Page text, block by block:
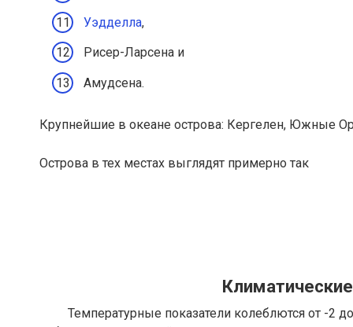
Уэдделла,
Рисер-Ларсена и
Амудсена.
Крупнейшие в океане острова: Кергелен, Южные
Острова в тех местах выглядят примерно так
Температурные показатели колеблются от -2